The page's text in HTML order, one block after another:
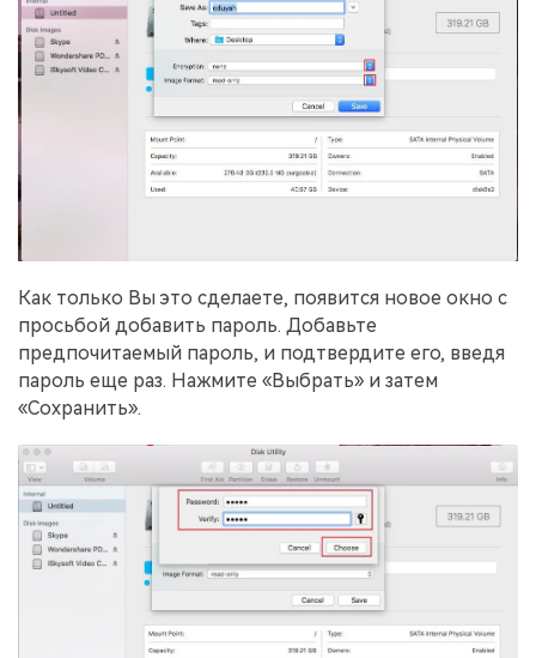
Как только Вы это сделаете, появится новое окно с
просьбой добавить пароль. Добавьте
предпочитаемый пароль, и подтвердите его, введя
пароль еще раз. Нажмите «Выбрать» и затем
«Сохранить».